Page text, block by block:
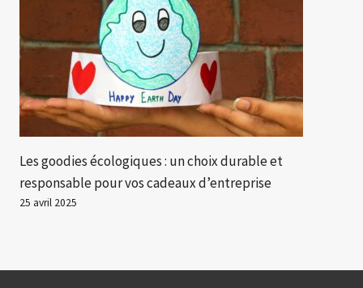
Les goodies écologiques : un choix durable et
responsable pour vos cadeaux d’entreprise
25 avril 2025